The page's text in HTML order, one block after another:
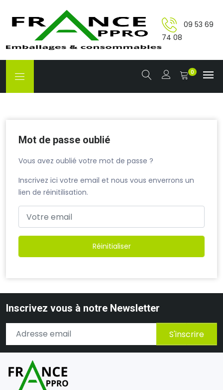
09 53 69
74 08
0
Mot de passe oublié
Vous avez oublié votre mot de passe ?
Inscrivez ici votre email et nous vous enverrons un
lien de réinitilisation.
Réinitialiser
Inscrivez vous à notre Newsletter
S'inscrire